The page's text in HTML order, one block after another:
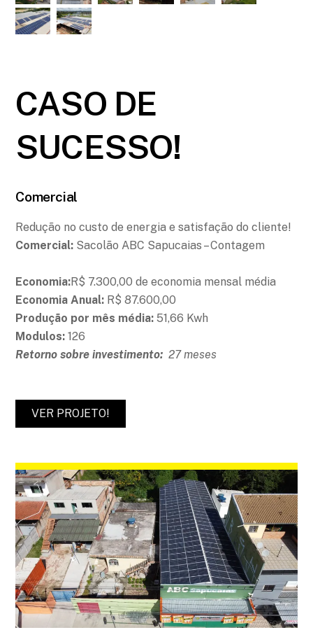
CASO DE
SUCESSO!
Comercial
Redução no custo de energia e satisfação do cliente!
Comercial: Sacolão ABC Sapucaias – Contagem
Economia:R$ 7.300,00 de economia mensal média
Economia Anual: R$ 87.600,00
Produção por mês média: 51,66 Kwh
Modulos: 126
Retorno sobre investimento:27 meses
VER PROJETO!